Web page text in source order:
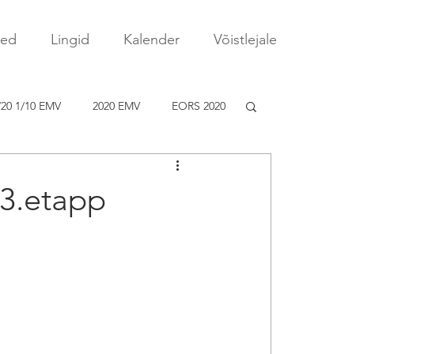
Lingid Kalender Võistlejale
1/10 EMV 2020 EMV EORS 2020